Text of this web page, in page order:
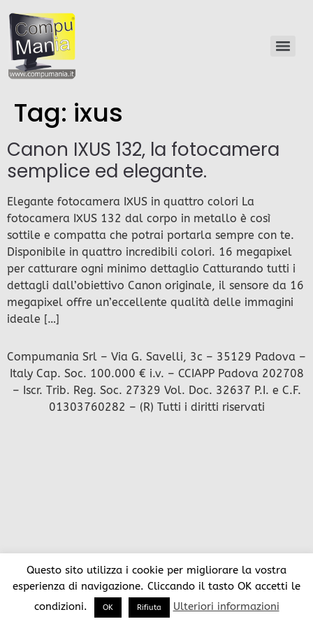
Tag: ixus
Canon IXUS 132, la fotocamera
semplice ed elegante.
Elegante fotocamera IXUS in quattro colori La
fotocamera IXUS 132 dal corpo in metallo è così
sottile e compatta che potrai portarla sempre con te.
Disponibile in quattro incredibili colori. 16 megapixel
per catturare ogni minimo dettaglio Catturando tutti i
dettagli dall’obiettivo Canon originale, il sensore da 16
megapixel offre un’eccellente qualità delle immagini
ideale […]
Compumania Srl – Via G. Savelli, 3c – 35129 Padova –
Italy Cap. Soc. 100.000 € i.v. – CCIAPP Padova 202708
– Iscr. Trib. Reg. Soc. 27329 Vol. Doc. 32637 P.I. e C.F.
01303760282 – (R) Tutti i diritti riservati
Questo sito utilizza i cookie per migliorare la vostra
esperienza di navigazione. Cliccando il tasto OK accetti le
condizioni.
OK Rifiuta Ulteriori informazioni